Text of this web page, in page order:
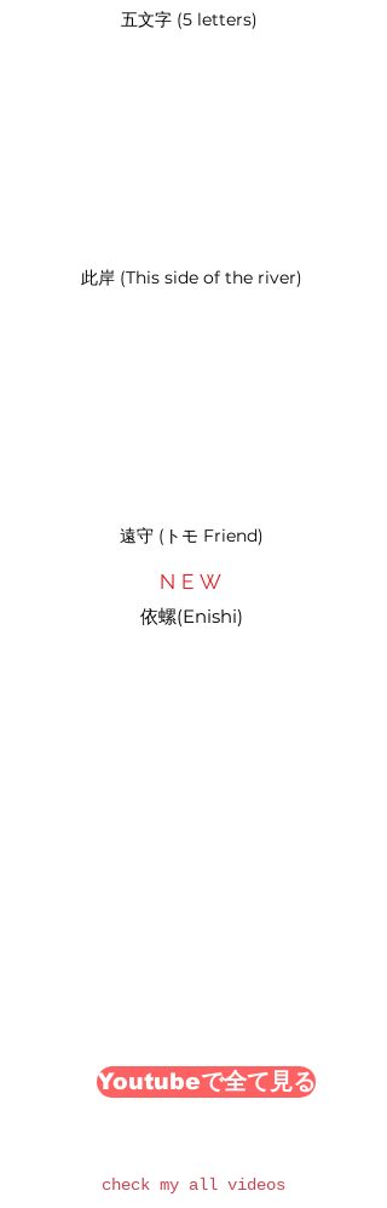
五文字 (5 letters)
此岸 (This side of the river)
遠守 (トモ Friend)
NEW
依螺(Enishi)
Youtubeで全て見る
check my all videos